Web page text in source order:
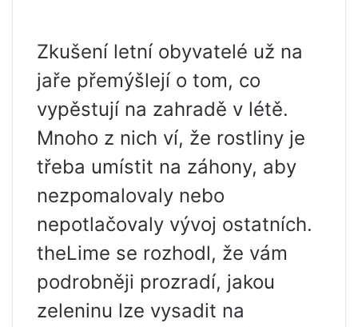
Zkušení letní obyvatelé už na
jaře přemýšlejí o tom, co
vypěstují na zahradě v létě.
Mnoho z nich ví, že rostliny je
třeba umístit na záhony, aby
nezpomalovaly nebo
nepotlačovaly vývoj ostatních.
theLime se rozhodl, že vám
podrobněji prozradí, jakou
zeleninu lze vysadit na